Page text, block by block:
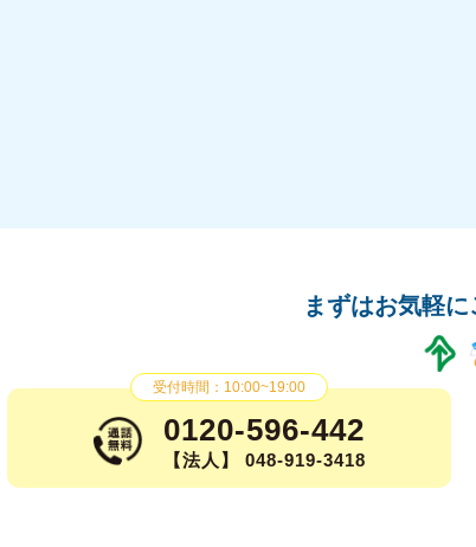
まずはお気軽
受付時間：10:00~19:00
0120-596-442
【法人】 048-919-3418